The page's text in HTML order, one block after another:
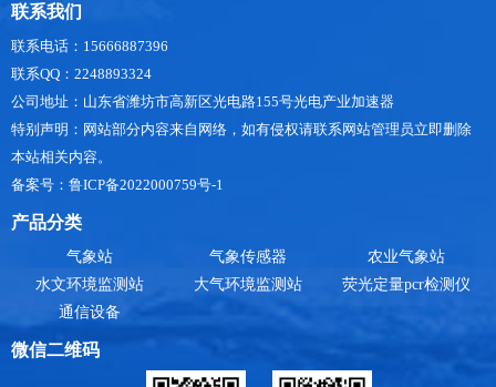
联系我们
联系电话：15666887396
联系QQ：2248893324
公司地址：山东省潍坊市高新区光电路155号光电产业加速器
特别声明：网站部分内容来自网络，如有侵权请联系网站管理员立即删除
本站相关内容。
备案号：鲁ICP备2022000759号-1
产品分类
气象站 气象传感器
农业气象站
水文环境监测站
大气环境监测站
荧光定量pcr检测仪
通信设备
微信二维码